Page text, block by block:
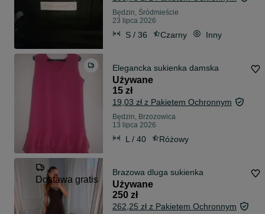
Będzin, Śródmieście
23 lipca 2026
S / 36 Czarny Inny
Elegancka sukienka damska
Używane
15 zł
19,03 zł z Pakietem Ochronnym
Będzin, Brzozowica
13 lipca 2026
L / 40 Różowy
Dostawa gratis
Brazowa dluga sukienka
Używane
250 zł
262,25 zł z Pakietem Ochronnym